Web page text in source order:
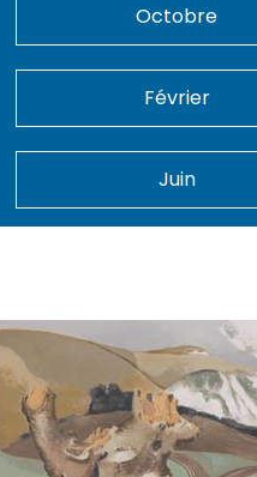
Octobre
Février
Juin